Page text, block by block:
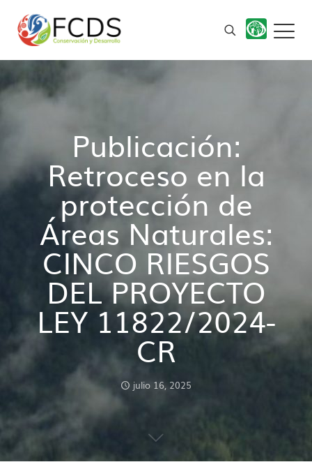
Publicación:
Retroceso en la
protección de
Áreas Naturales:
CINCO RIESGOS
DEL PROYECTO
LEY 11822/2024-
CR
julio 16, 2025